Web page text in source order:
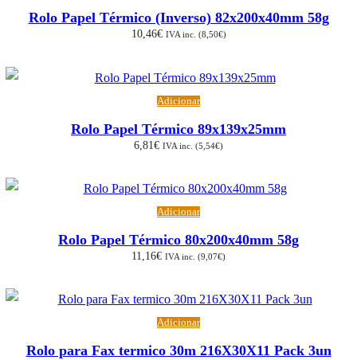
Rolo Papel Térmico (Inverso) 82x200x40mm 58g
10,46€ IVA inc. (8,50€)
Adicionar
Rolo Papel Térmico 89x139x25mm
6,81€ IVA inc. (5,54€)
Adicionar
Rolo Papel Térmico 80x200x40mm 58g
11,16€ IVA inc. (9,07€)
Adicionar
Rolo para Fax termico 30m 216X30X11 Pack 3un